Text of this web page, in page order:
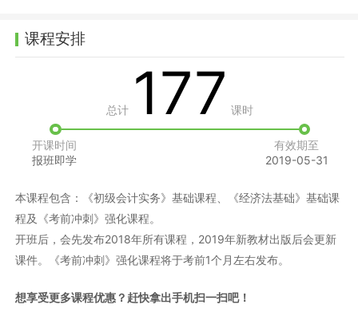
课程安排
总计 177 课时
开课时间
报班即学
有效期至
2019-05-31
本课程包含：《初级会计实务》基础课程、《经济法基础》基础课
程及《考前冲刺》强化课程。
开班后，会先发布2018年所有课程，2019年新教材出版后会更新
课件。《考前冲刺》强化课程将于考前1个月左右发布。
想享受更多课程优惠？赶快拿出手机扫一扫吧！